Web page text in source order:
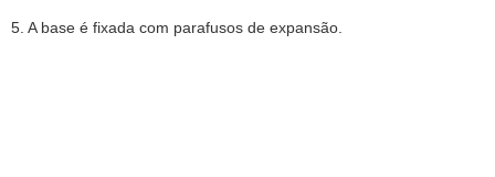
5. A base é fixada com parafusos de expansão.